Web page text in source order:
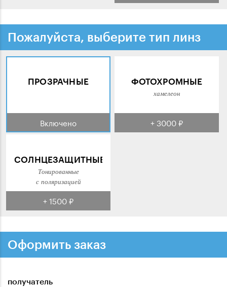
Пожалуйста, выберите тип линз
ПРОЗРАЧНЫЕ
Включено
ФОТОХРОМНЫЕ
хамелеон
+ 3000 ₽
СОЛНЦЕЗАЩИТНЫЕ
Тонированные
с поляризацией
+ 1500 ₽
Оформить заказ
получатель